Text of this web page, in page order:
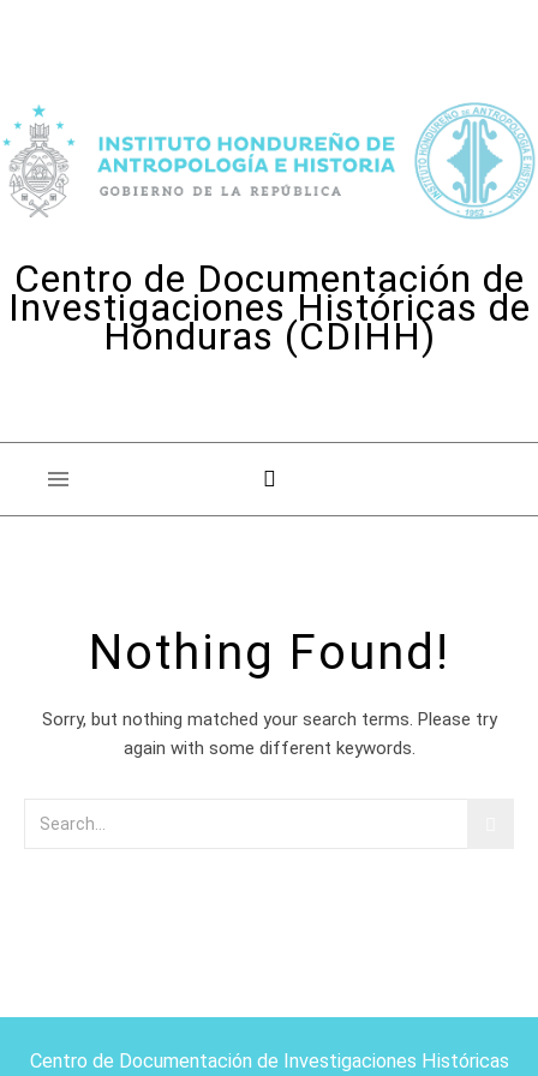
Centro de Documentación de
Investigaciones Históricas de
Honduras (CDIHH)
Nothing Found!
Sorry, but nothing matched your search terms. Please try
again with some different keywords.
Centro de Documentación de Investigaciones Históricas